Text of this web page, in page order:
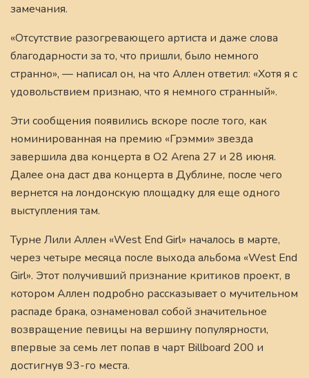
замечания.
«Отсутствие разогревающего артиста и даже слова
благодарности за то, что пришли, было немного
странно», — написал он, на что Аллен ответил: «Хотя я с
удовольствием признаю, что я немного странный».
Эти сообщения появились вскоре после того, как
номинированная на премию «Грэмми» звезда
завершила два концерта в O2 Arena 27 и 28 июня.
Далее она даст два концерта в Дублине, после чего
вернется на лондонскую площадку для еще одного
выступления там.
Турне Лили Аллен «West End Girl» началось в марте,
через четыре месяца после выхода альбома «West End
Girl». Этот получивший признание критиков проект, в
котором Аллен подробно рассказывает о мучительном
распаде брака, ознаменовал собой значительное
возвращение певицы на вершину популярности,
впервые за семь лет попав в чарт Billboard 200 и
достигнув 93-го места.